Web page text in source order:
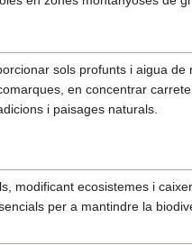
sols profunts i aigua de
en concentrar
i paisages naturals.
modificant ecosistemes i
per a mantindre la